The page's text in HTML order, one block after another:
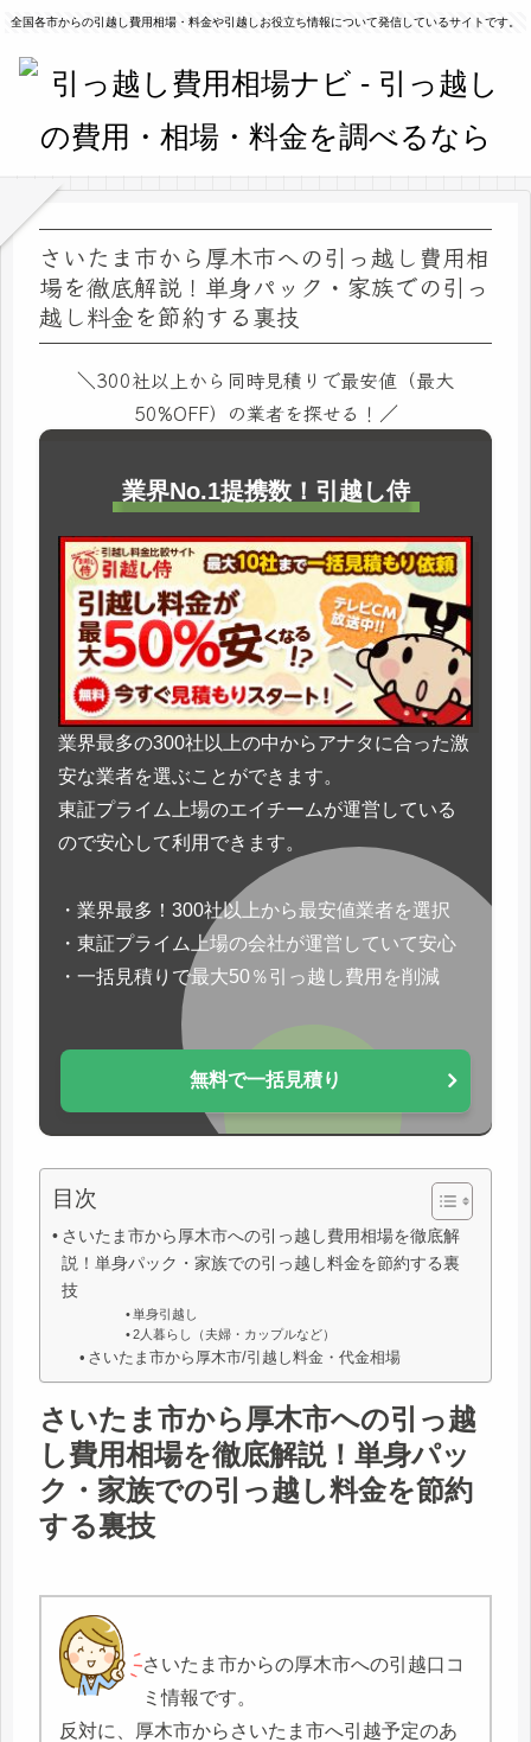
全国各市からの引越し費用相場・料金や引越しお役立ち情報について発信しているサイトです。
さいたま市から厚木市への引っ越し費用相
場を徹底解説！単身パック・家族での引っ
越し料金を節約する裏技
＼300社以上から同時見積りで最安値（最大
50%OFF）の業者を探せる！／
業界No.1提携数！引越し侍
業界最多の300社以上の中からアナタに合った激
安な業者を選ぶことができます。
東証プライム上場のエイチームが運営している
ので安心して利用できます。
・業界最多！300社以上から最安値業者を選択
・東証プライム上場の会社が運営していて安心
・一括見積りで最大50％引っ越し費用を削減
無料で一括見積り
目次
さいたま市から厚木市への引っ越し費用相場を徹底解
説！単身パック・家族での引っ越し料金を節約する裏
技
単身引越し
2人暮らし（夫婦・カップルなど）
さいたま市から厚木市/引越し料金・代金相場
さいたま市から厚木市への引っ越
し費用相場を徹底解説！単身パッ
ク・家族での引っ越し料金を節約
する裏技
さいたま市からの厚木市への引越口コ
ミ情報です。
反対に、厚木市からさいたま市へ引越予定のあ